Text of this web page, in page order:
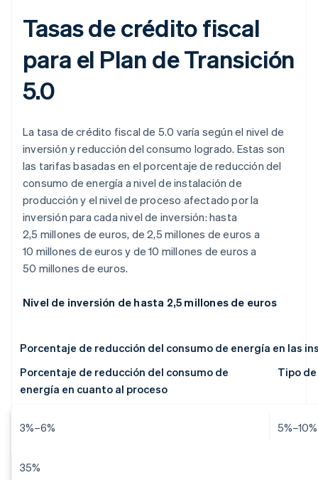
Tasas de crédito fiscal
para el Plan de Transición
5.0
La tasa de crédito fiscal de 5.0 varía según el nivel de
inversión y reducción del consumo logrado. Estas son
las tarifas basadas en el porcentaje de reducción del
consumo de energía a nivel de instalación de
producción y el nivel de proceso afectado por la
inversión para cada nivel de inversión: hasta
2,5 millones de euros, de 2,5 millones de euros a
10 millones de euros y de 10 millones de euros a
50 millones de euros.
Nivel de inversión de hasta 2,5 millones de euros
Porcentaje de reducción del consumo de energía en las
Porcentaje de reducción del consumo de
energía en cuanto al proceso
Tipo
3%–6% 5%–10%
35%